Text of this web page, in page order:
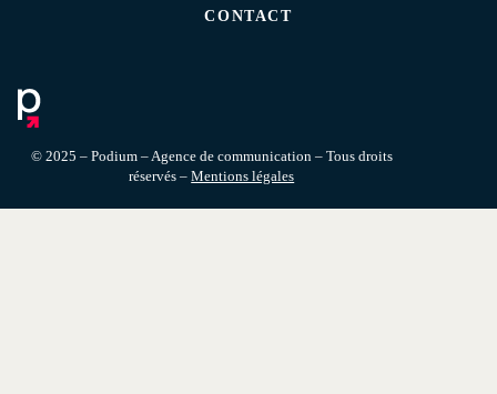
CONTACT
© 2025 – Podium – Agence de communication – Tous droits
réservés –Mentions légales